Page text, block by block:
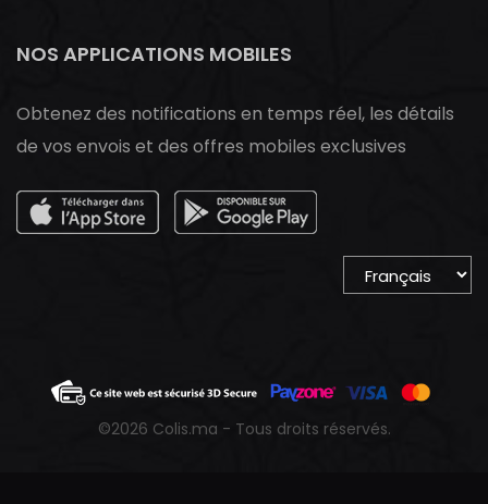
NOS APPLICATIONS MOBILES
Obtenez des notifications en temps réel, les détails
de vos envois et des offres mobiles exclusives
©2026 Colis.ma - Tous droits réservés.